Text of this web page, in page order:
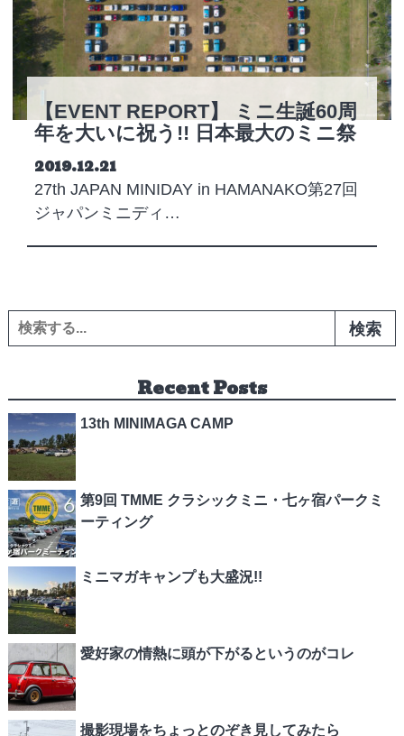
【EVENT REPORT】 ミニ生誕60周
年を大いに祝う!! 日本最大のミニ祭
り
Posted on
2019.12.21
27th JAPAN MINIDAY in HAMANAKO第27回
ジャパンミニディ…
検索:
Recent Posts
13th MINIMAGA CAMP
第9回 TMME クラシックミニ・七ヶ宿パークミ
ーティング
ミニマガキャンプも大盛況!!
愛好家の情熱に頭が下がるというのがコレ
撮影現場をちょっとのぞき見してみたら